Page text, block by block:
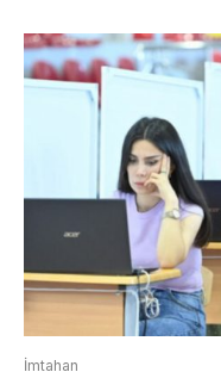
İmtahan